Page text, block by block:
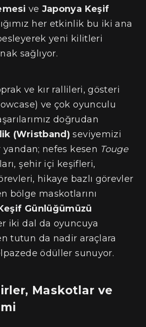
ve Japonya Keşif
her etkinlik bu iki ana
yeni kilitleri
sağlıyor.
ve kır rallileri, gösteri
ve çok oyunculu
doğrudan
(Wristband) seviyemizi
yandan; nefes kesen Touge
şehir içi keşifleri,
hikaye bazlı görevler
bölge maskotlarını
Günlüğümüzü
iki dal da oyuncuya
tutun da nadir araçlara
ödüller sunuyor.
Maskotlar ve